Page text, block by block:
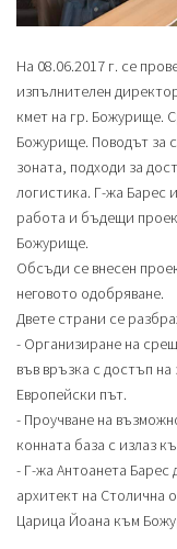
На 08.06.2017 г. се
изпълнителен
кмет на гр. Божурище.
Божурище. Поводът за
зоната, подходи за
логистика. Г-жа Барес
работа и бъдещи
Божурище.
Обсъди се внесен
неговото одобряване.
Двете страни се
- Организиране на
във връзка с достъп
Европейски път.
- Проучване на
конната база с излаз
- Г-жа Антоанета Барес
архитект на Столична
Царица Йоана към